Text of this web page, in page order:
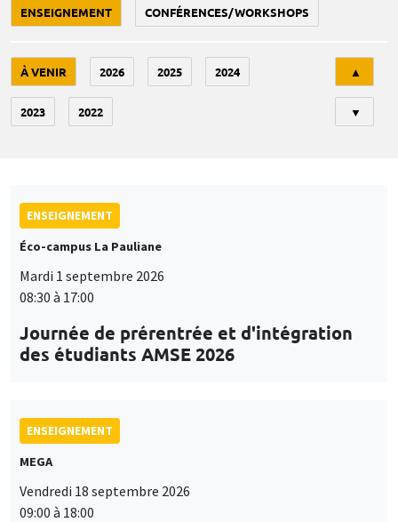
ENSEIGNEMENT CONFÉRENCES/WORKSHOPS
À VENIR 2026 2025 2024
2023 2022
▲
▼
ENSEIGNEMENT
Éco-campus La Pauliane
Mardi 1 septembre 2026
08:30 à 17:00
Journée de prérentrée et d'intégration
des étudiants AMSE 2026
ENSEIGNEMENT
MEGA
Vendredi 18 septembre 2026
09:00 à 18:00